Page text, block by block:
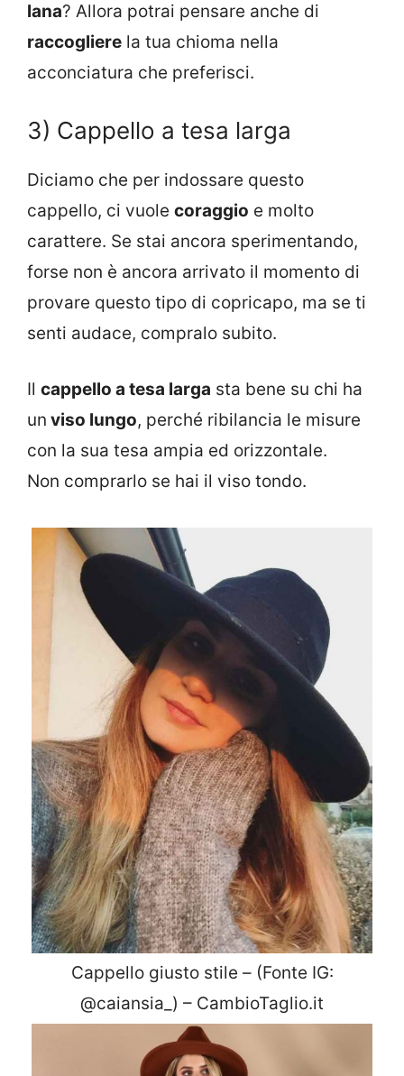
lana? Allora potrai pensare anche di
raccogliere la tua chioma nella
acconciatura che preferisci.
3) Cappello a tesa larga
Diciamo che per indossare questo
cappello, ci vuole coraggio e molto
carattere. Se stai ancora sperimentando,
forse non è ancora arrivato il momento di
provare questo tipo di copricapo, ma se ti
senti audace, compralo subito.
Il cappello a tesa larga sta bene su chi ha
un viso lungo, perché ribilancia le misure
con la sua tesa ampia ed orizzontale.
Non comprarlo se hai il viso tondo.
Cappello giusto stile – (Fonte IG:
@caiansia_) – CambioTaglio.it